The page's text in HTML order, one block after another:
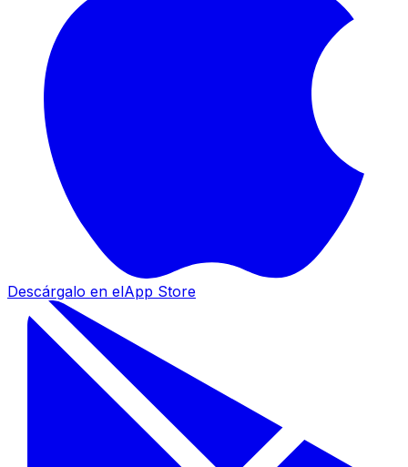
Descárgalo en elApp Store